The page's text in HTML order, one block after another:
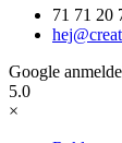
71 71 20
Google
5.0
×